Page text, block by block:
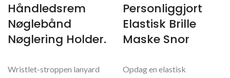
Håndledsrem
Nøglebånd
Nøglering Holder.
Wristlet-stroppen lanyard
Personliggjort
Elastisk Brille
Maske Snor
Opdag en elastisk